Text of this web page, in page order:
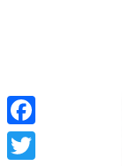
Facebook